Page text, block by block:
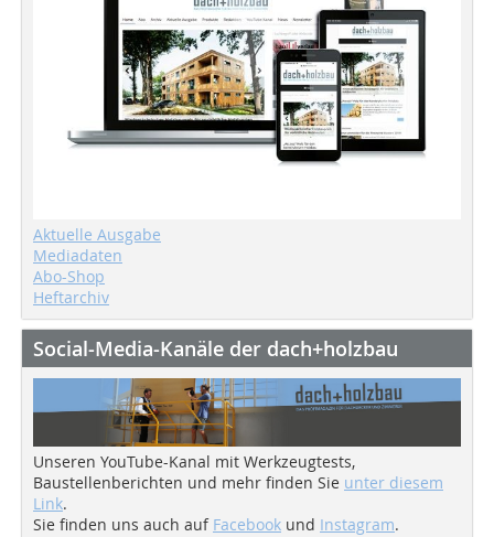
Aktuelle Ausgabe
Mediadaten
Abo-Shop
Heftarchiv
Social-Media-Kanäle der dach+holzbau
Unseren YouTube-Kanal mit Werkzeugtests,
Baustellenberichten und mehr finden Sie unter diesem
Link.
Sie finden uns auch auf Facebook und Instagram.